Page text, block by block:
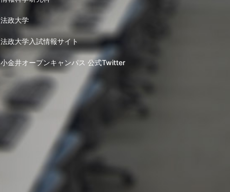
法政大学
法政大学入試情報サイト
小金井オープンキャンパス 公式Twitter